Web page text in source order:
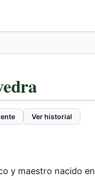
Ver historial
y maestro nacido en